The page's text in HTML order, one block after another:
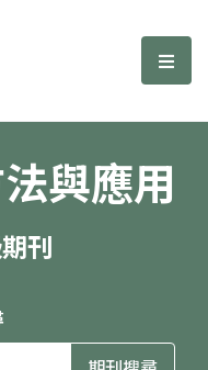
用期刊 選
與應用
刊